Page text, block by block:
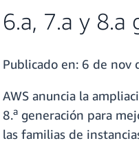
6.a, 7.a y 8.a
Publicado en: 6 de nov
AWS anuncia la
8.a generación para
las familias de